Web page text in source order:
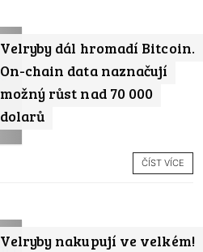
Velryby dál hromadí Bitcoin.
On-chain data naznačují
možný růst nad 70 000
dolarů
ČÍST VÍCE
Velryby nakupují ve velkém!